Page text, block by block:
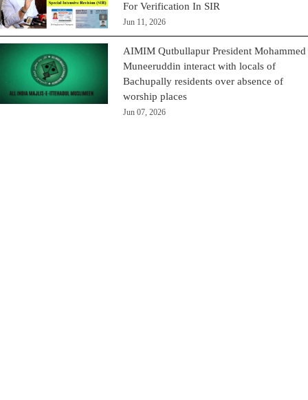
For Verification In SIR
Jun 11, 2026
AIMIM Qutbullapur President Mohammed
Muneeruddin interact with locals of
Bachupally residents over absence of
worship places
Jun 07, 2026